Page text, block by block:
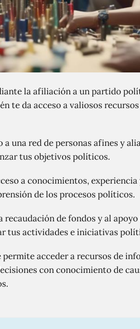
la afiliación a un partido
te da acceso a valiosos
una red de personas afines y
tus objetivos políticos.
a conocimientos,
de los procesos políticos.
de fondos y al
tus actividades e iniciativas
acceder a recursos de
con conocimiento de